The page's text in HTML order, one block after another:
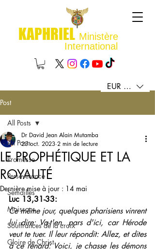
KAPHRIEL Ministère
International
EUR (€)
Post
All Posts
Promesse
Persévérance
Semailles
Moissons
Souffrances de la croix
Gloire de Christ
All Posts
LE PROPHÉTIQUE ET LA
ROYAUTÉ
Dr David Jean Alain Mutamba
23 oct. 2023 2 min de lecture
Dernière mise à jour : 14 mai
Luc 13,31-33:
Ce même jour, quelques pharisiens vinrent
lui dire: Va-t'en, pars d'ici, car Hérode
veut te tuer. Il leur répondit: Allez, et dites
à ce renard: Voici, je chasse les démons